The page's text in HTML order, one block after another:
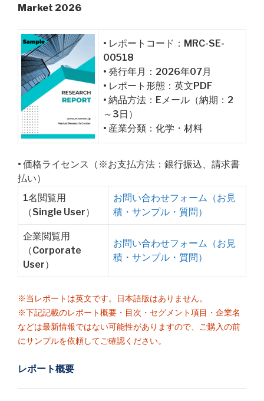
Market 2026
• レポートコード：MRC-SE-
00518
• 発行年月：2026年07月
• レポート形態：英文PDF
• 納品方法：Eメール（納期：2
～3日）
• 産業分類：化学・材料
• 価格ライセンス（※お支払方法：銀行振込、請求書
払い）
1名閲覧用
（Single User）
お問い合わせフォーム（お見
積・サンプル・質問）
企業閲覧用
（Corporate
User）
お問い合わせフォーム（お見
積・サンプル・質問）
※当レポートは英文です。日本語版はありません。
※下記記載のレポート概要・目次・セグメント項目・企業名
などは最新情報ではない可能性がありますので、ご購入の前
にサンプルを依頼してご確認ください。
レポート概要